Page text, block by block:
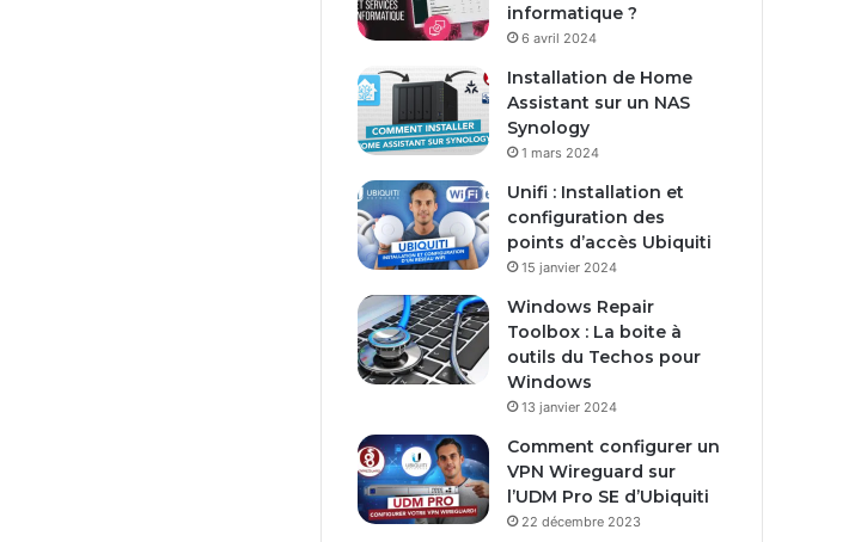
e
s
e
m
i
l
informatique ?
6 avril 2024
Installation de Home
Assistant sur un NAS
Synology
1 mars 2024
Unifi : Installation et
configuration des
points d’accès Ubiquiti
15 janvier 2024
Windows Repair
Toolbox : La boite à
outils du Techos pour
Windows
13 janvier 2024
Comment configurer un
VPN Wireguard sur
l’UDM Pro SE d’Ubiquiti
22 décembre 2023